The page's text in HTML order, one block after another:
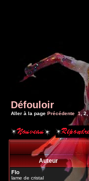
Défouloir
Aller à la page Précédente 1,2
Auteur
Flo
lame de cristal